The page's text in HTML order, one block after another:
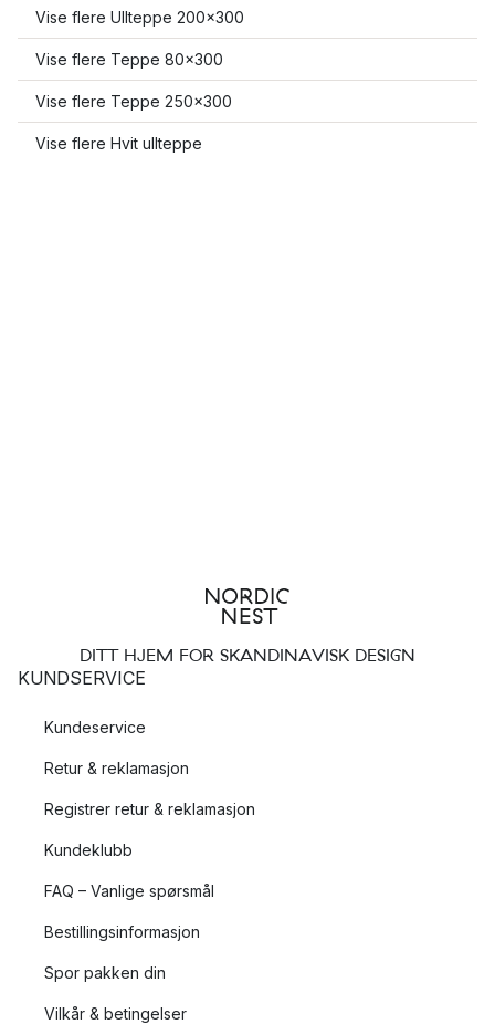
Vise flere Ullteppe 200x300
Vise flere Teppe 80x300
Vise flere Teppe 250x300
Vise flere Hvit ullteppe
DITT HJEM FOR SKANDINAVISK DESIGN
KUNDSERVICE
Kundeservice
Retur & reklamasjon
Registrer retur & reklamasjon
Kundeklubb
FAQ – Vanlige spørsmål
Bestillingsinformasjon
Spor pakken din
Vilkår & betingelser